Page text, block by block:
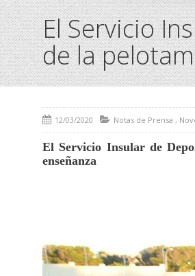
El Servicio
de la
12/03/2020 Notas de Prensa ,
El Servicio Insular de
enseñanza